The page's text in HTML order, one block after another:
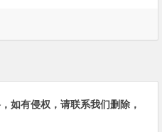
如有侵权，请联系我们删除，